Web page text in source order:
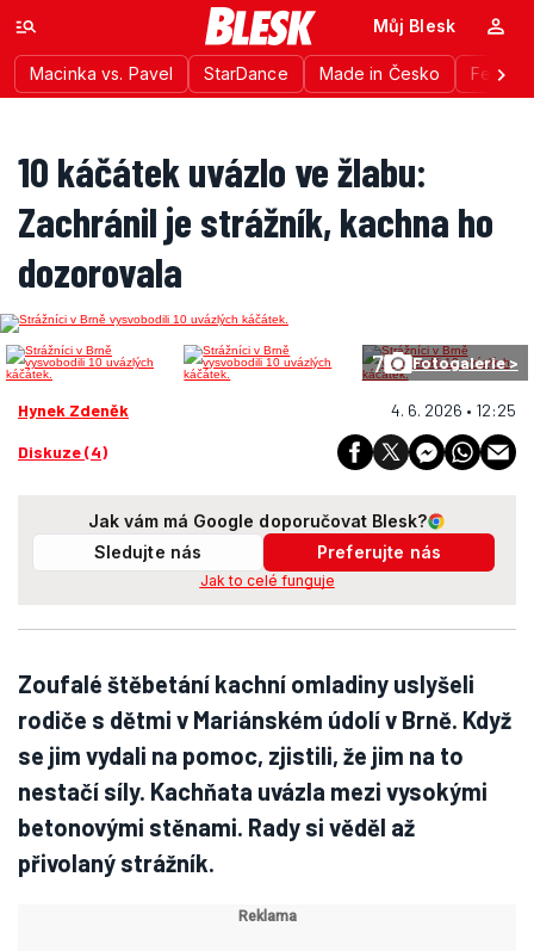
Macinka vs. Pavel StarDance Made in Česko
Můj Blesk
10 káčátek uvázlo ve žlabu:
Zachránil je strážník, kachna ho
dozorovala
7 Fotogalerie >
Hynek Zdeněk 4. 6. 2026 • 12:25
Diskuze (4)
Jak vám má Google doporučovat Blesk?
Sledujte nás
Preferujte nás
Jak to celé funguje
Zoufalé štěbetání kachní omladiny uslyšeli
rodiče s dětmi v Mariánském údolí v Brně. Když
se jim vydali na pomoc, zjistili, že jim na to
nestačí síly. Kachňata uvázla mezi vysokými
betonovými stěnami. Rady si věděl až
přivolaný strážník.